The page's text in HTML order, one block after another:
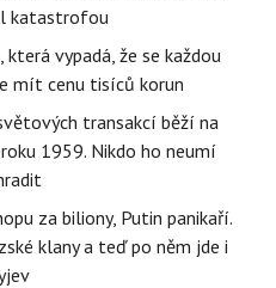
katastrofou
která vypadá, že se každou
mít cenu tisíců korun
transakcí běží na
1959. Nikdo ho neumí
za biliony, Putin panikaří.
klany a teď po něm jde i